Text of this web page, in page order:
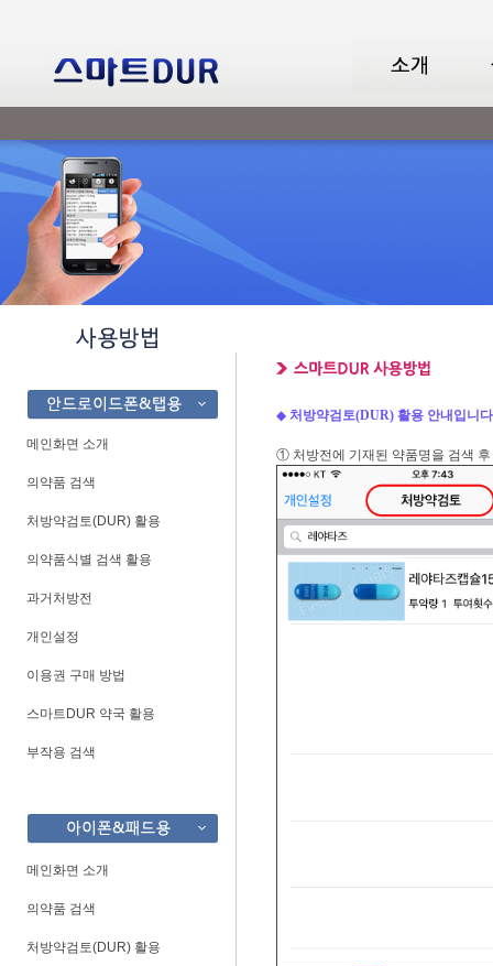
메인화면 소개
의약품 검색
처방약검토(DUR) 활용
의약품식별 검색 활용
과거처방전
개인설정
이용권 구매 방법
스마트DUR 약국 활용
부작용 검색
메인화면 소개
의약품 검색
처방약검토(DUR) 활용
◆ 처방약검토(DUR) 활용 안내입니
① 처방전에 기재된 약품명을 검색